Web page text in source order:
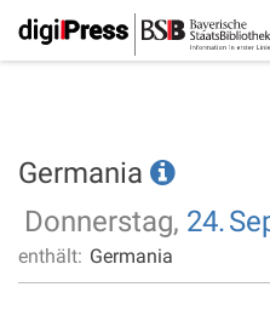
Germania
Donnerstag, 24.
enthält: Germania